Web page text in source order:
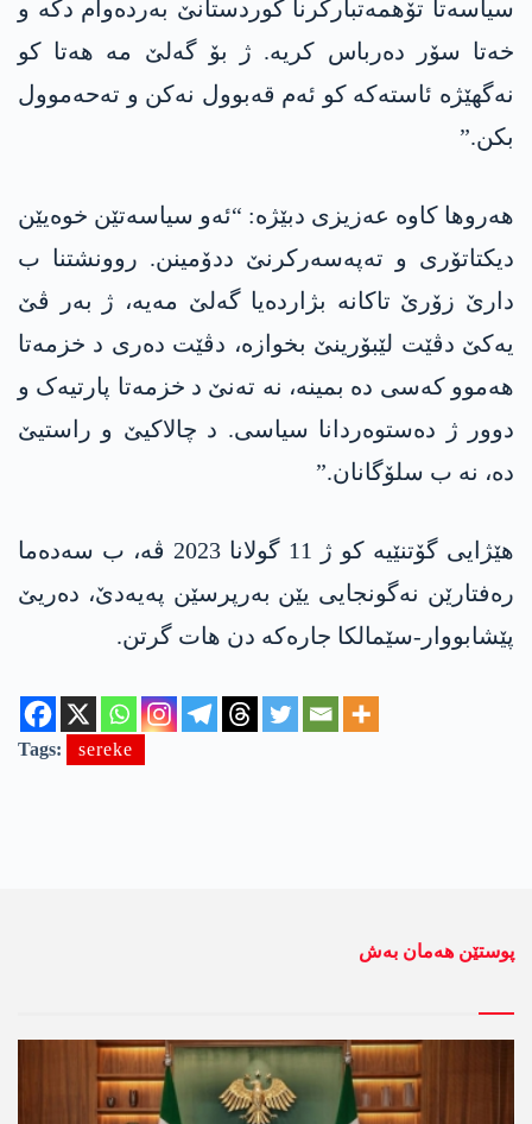
سیاسەتا تۆھمەتبارکرنا کوردستانێ بەردەوام دکە و
خەتا سۆر دەرباس کریە. ژ بۆ گەلێ مە ھەتا کو
نەگھێژە ئاستەکە کو ئەم قەبوول نەکن و تەحەموول
بکن.”
ھەروھا کاوە عەزیزی دبێژە: “ئەو سیاسەتێن خوەیێن
دیکتاتۆری و تەپەسەرکرنێ ددۆمینن. روونشتنا ب
دارێ زۆرێ تاکانە بژاردەیا گەلێ مەیە، ژ بەر ڤێ
یەکێ دڤێت لێبۆرینێ بخوازە، دڤێت دەری د خزمەتا
ھەموو کەسی دە بمینە، نە تەنێ د خزمەتا پارتیەک و
دوور ژ دەستوەردانا سیاسی. د چالاکیێ و راستیێ
دە، نە ب سلۆگانان.”
ھێژایی گۆتنێیە کو ژ 11 گولانا 2023 ڤە، ب سەدەما
رەفتارێن نەگونجایی یێن بەرپرسێن پەیەدێ، دەریێ
پێشابووار-سێمالکا جارەکە دن ھات گرتن.
Tags: sereke
پوستێن ھەمان بەش